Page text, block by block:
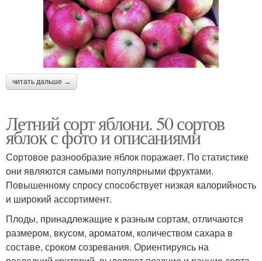
читать дальше →
Летний сорт яблони. 50 сортов
яблок с фото и описаниями
Сортовое разнообразие яблок поражает. По статистике
они являются самыми популярными фруктами.
Повышенному спросу способствует низкая калорийность
и широкий ассортимент.
Плоды, принадлежащие к разным сортам, отличаются
размером, вкусом, ароматом, количеством сахара в
составе, сроком созревания. Ориентируясь на